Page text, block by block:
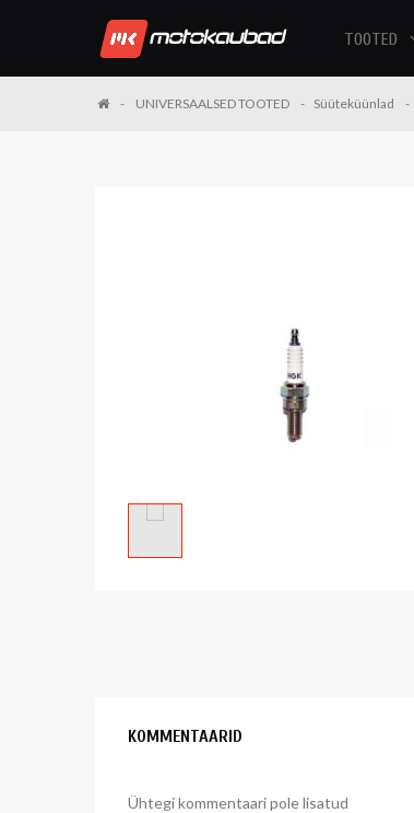
TOOTED
UNIVERSAALSED TOOTED Süüteküünlad
KOMMENTAARID
Ühtegi kommentaari pole lisatud